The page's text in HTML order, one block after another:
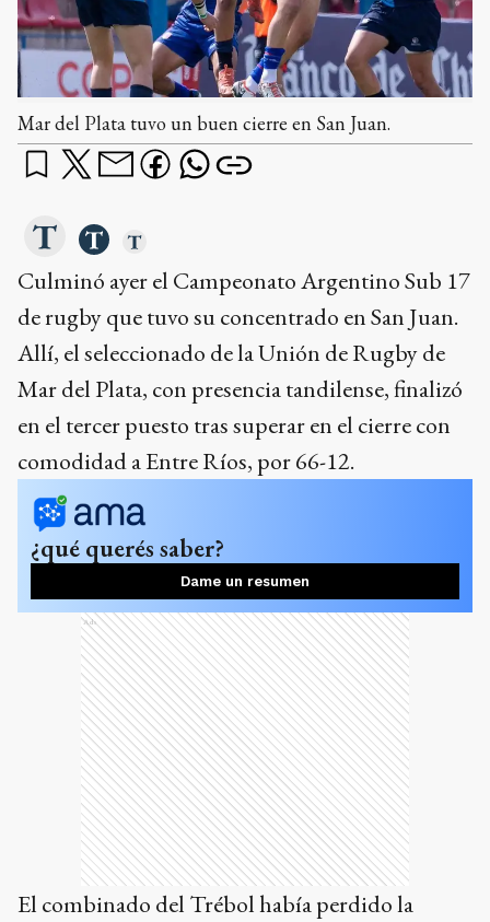
Mar del Plata tuvo un buen cierre en San Juan.
Culminó ayer el Campeonato Argentino Sub 17
de rugby que tuvo su concentrado en San Juan.
Allí, el seleccionado de la Unión de Rugby de
Mar del Plata, con presencia tandilense, finalizó
en el tercer puesto tras superar en el cierre con
comodidad a Entre Ríos, por 66-12.
¿qué querés saber?
Dame un resumen
Ads
El combinado del Trébol había perdido la